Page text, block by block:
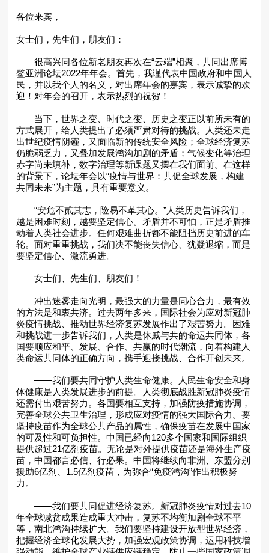
各位来宾，
女士们，先生们，朋友们：
很高兴同各位新老朋友再次在“云端”相聚，共同出席博
鳌亚洲论坛2022年年会。首先，我谨代表中国政府和中国人
民，并以我个人的名义，对出席年会的嘉宾，表示诚挚的欢
迎！对年会的召开，表示热烈的祝贺！
当下，世界之变、时代之变、历史之变正以前所未有的
方式展开，给人类提出了必须严肃对待的挑战。人类还未走
出世纪疫情阴霾，又面临新的传统安全风险；全球经济复苏
仍脆弱乏力，又叠加发展鸿沟加剧的矛盾；气候变化等治理
赤字尚未填补，数字治理等新课题又摆在我们面前。在这样
的背景下，论坛年会以“疫情与世界：共促全球发展，构建
共同未来”为主题，具有重要意义。
“安危不贰其志，险易不革其心。”人类历史告诉我们，
越是困难时刻，越要坚定信心。矛盾并不可怕，正是矛盾推
动着人类社会进步。任何艰难曲折都不能阻挡历史前进的车
轮。面对重重挑战，我们决不能丧失信心、犹疑退缩，而是
要坚定信心、激流勇进。
女士们、先生们、朋友们！
冲出迷雾走向光明，最强大的力量是同心合力，最有效
的方法是和衷共济。过去两年多来，国际社会为应对新冠肺
炎疫情挑战、推动世界经济复苏发展作出了艰苦努力。困难
和挑战进一步告诉我们，人类是休戚与共的命运共同体，各
国要顺应和平、发展、合作、共赢的时代潮流，向着构建人
类命运共同体的正确方向，携手迎接挑战、合作开创未来。
——我们要共同守护人类生命健康。人民生命安全和身
体健康是人类发展进步的前提。人类彻底战胜新冠肺炎疫情
还需付出艰苦努力。各国要相互支持，加强防疫措施协调，
完善全球公共卫生治理，形成应对疫情的强大国际合力。要
坚持疫苗作为全球公共产品的属性，确保疫苗在发展中国家
的可及性和可负担性。中国已经向120多个国家和国际组织
提供超过21亿剂疫苗。无论是对外提供疫苗还是海外生产疫
苗，中国都言必信、行必果。中国将继续向非洲、东盟分别
援助6亿剂、1.5亿剂疫苗，为弥合“免疫鸿沟”作出积极努
力。
——我们要共同促进经济复苏。新冠肺炎疫情对过去10
年全球减贫成果造成重大冲击，复苏不均衡加剧全球不平
等，南北鸿沟持续扩大。我们要坚持建设开放型世界经济，
把握经济全球化发展大势，加强宏观政策协调，运用科技增